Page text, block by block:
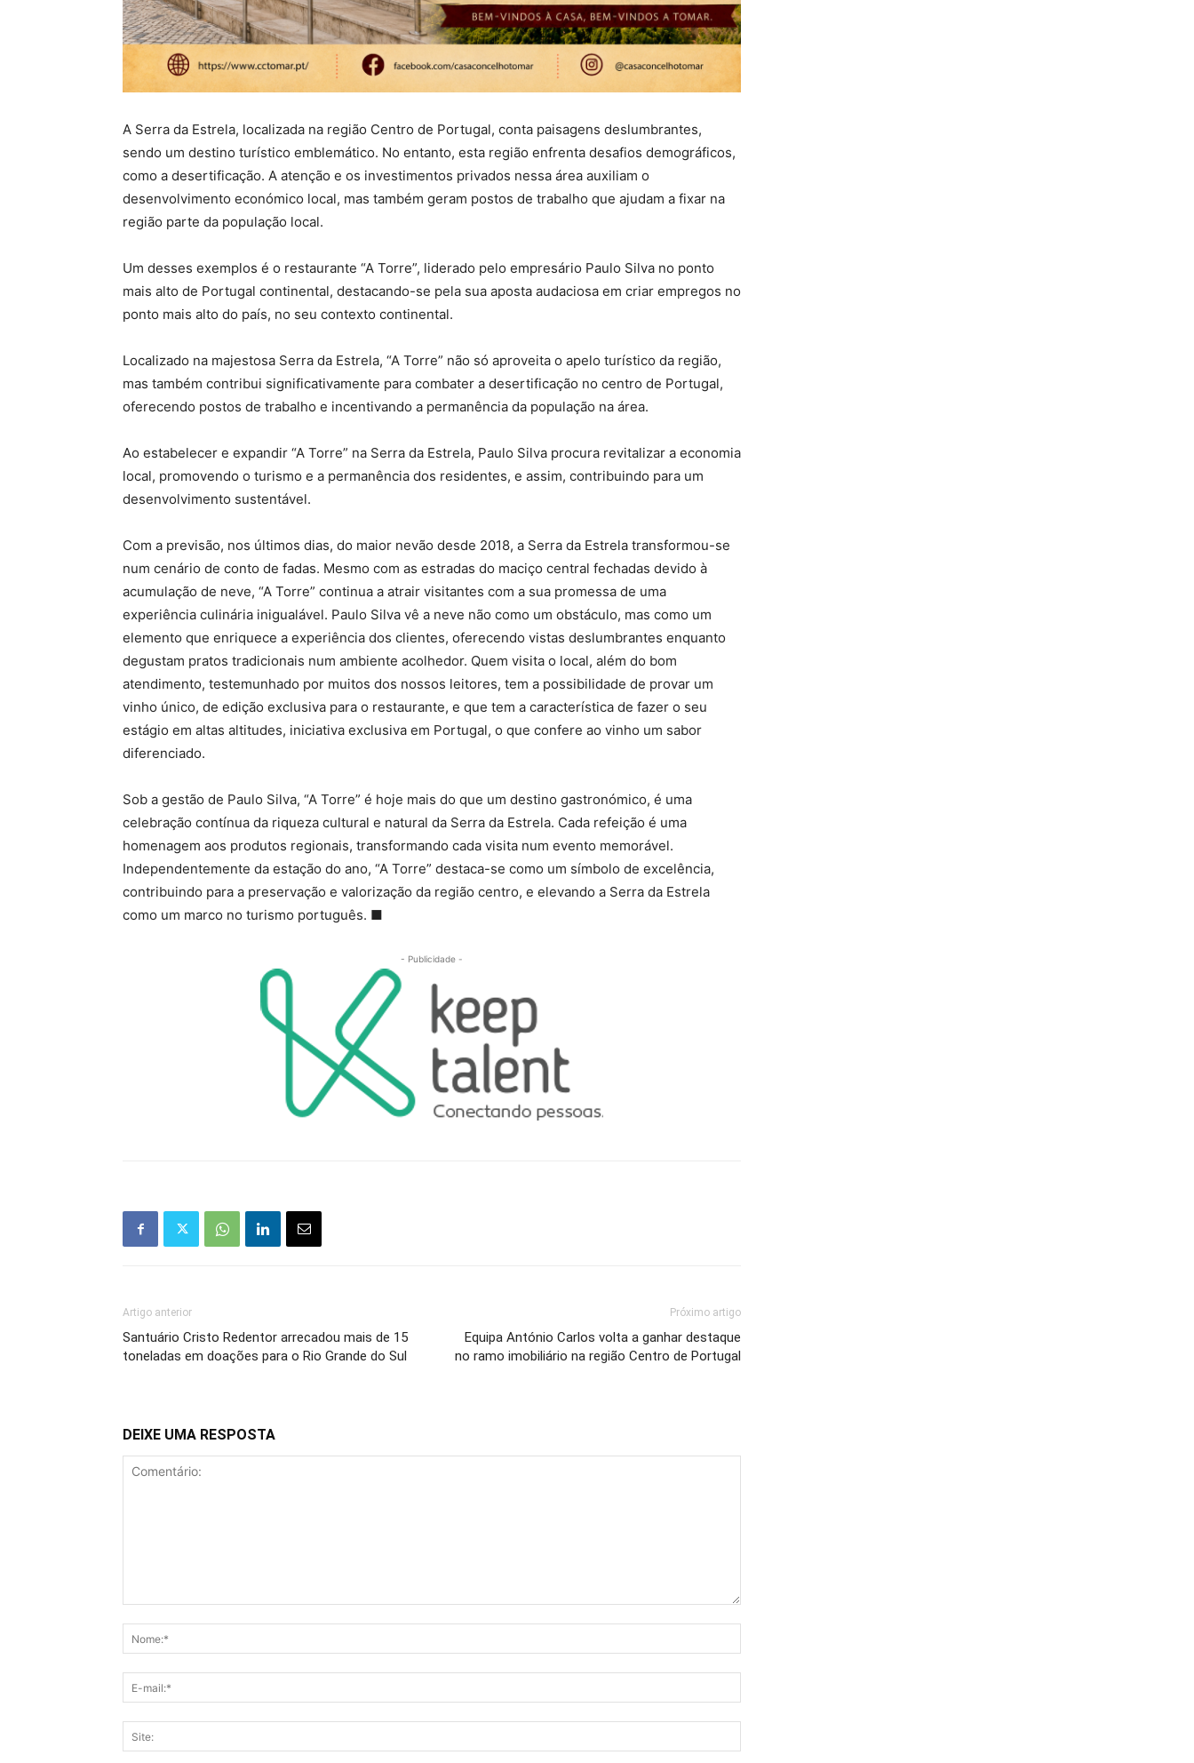
A Serra da Estrela, localizada na região Centro de Portugal, conta paisagens deslumbrantes,
sendo um destino turístico emblemático. No entanto, esta região enfrenta desafios demográficos,
como a desertificação. A atenção e os investimentos privados nessa área auxiliam o
desenvolvimento económico local, mas também geram postos de trabalho que ajudam a fixar na
região parte da população local.
Um desses exemplos é o restaurante “A Torre”, liderado pelo empresário Paulo Silva no ponto
mais alto de Portugal continental, destacando-se pela sua aposta audaciosa em criar empregos no
ponto mais alto do país, no seu contexto continental.
Localizado na majestosa Serra da Estrela, “A Torre” não só aproveita o apelo turístico da região,
mas também contribui significativamente para combater a desertificação no centro de Portugal,
oferecendo postos de trabalho e incentivando a permanência da população na área.
Ao estabelecer e expandir “A Torre” na Serra da Estrela, Paulo Silva procura revitalizar a economia
local, promovendo o turismo e a permanência dos residentes, e assim, contribuindo para um
desenvolvimento sustentável.
Com a previsão, nos últimos dias, do maior nevão desde 2018, a Serra da Estrela transformou-se
num cenário de conto de fadas. Mesmo com as estradas do maciço central fechadas devido à
acumulação de neve, “A Torre” continua a atrair visitantes com a sua promessa de uma
experiência culinária inigualável. Paulo Silva vê a neve não como um obstáculo, mas como um
elemento que enriquece a experiência dos clientes, oferecendo vistas deslumbrantes enquanto
degustam pratos tradicionais num ambiente acolhedor. Quem visita o local, além do bom
atendimento, testemunhado por muitos dos nossos leitores, tem a possibilidade de provar um
vinho único, de edição exclusiva para o restaurante, e que tem a característica de fazer o seu
estágio em altas altitudes, iniciativa exclusiva em Portugal, o que confere ao vinho um sabor
diferenciado.
Sob a gestão de Paulo Silva, “A Torre” é hoje mais do que um destino gastronómico, é uma
celebração contínua da riqueza cultural e natural da Serra da Estrela. Cada refeição é uma
homenagem aos produtos regionais, transformando cada visita num evento memorável.
Independentemente da estação do ano, “A Torre” destaca-se como um símbolo de excelência,
contribuindo para a preservação e valorização da região centro, e elevando a Serra da Estrela
como um marco no turismo português. ■
- Publicidade -
Artigo anterior
Santuário Cristo Redentor arrecadou mais de 15
toneladas em doações para o Rio Grande do Sul
Próximo artigo
Equipa António Carlos volta a ganhar destaque
no ramo imobiliário na região Centro de Portugal
DEIXE UMA RESPOSTA